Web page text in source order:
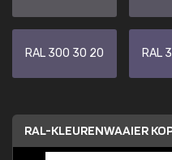
RAL 300 30 20 RAL
RAL-KLEURENWAAIER